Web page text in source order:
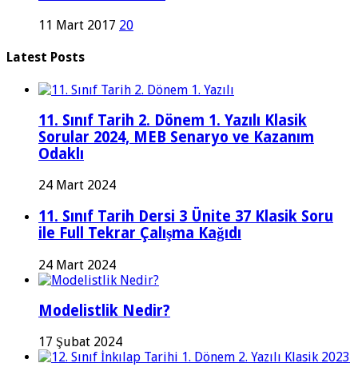
11 Mart 2017 20
Latest Posts
11. Sınıf Tarih 2. Dönem 1. Yazılı Klasik
Sorular 2024, MEB Senaryo ve Kazanım
Odaklı
24 Mart 2024
11. Sınıf Tarih Dersi 3 Ünite 37 Klasik Soru
ile Full Tekrar Çalışma Kağıdı
24 Mart 2024
Modelistlik Nedir?
17 Şubat 2024